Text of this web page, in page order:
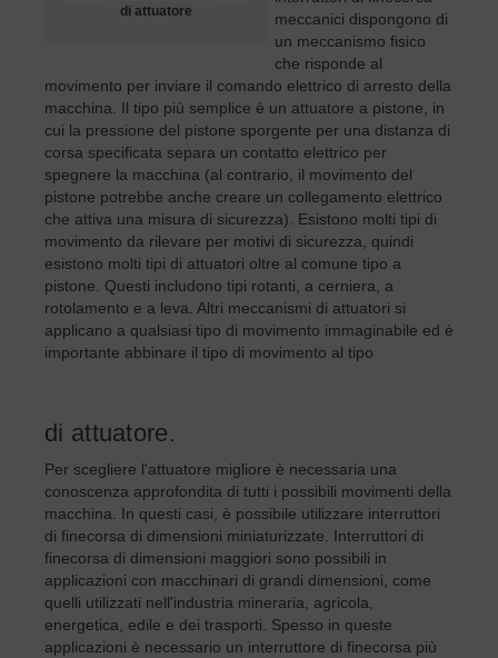
di attuatore
meccanici dispongono di
un meccanismo fisico
che risponde al
movimento per inviare il comando elettrico di arresto della
macchina. Il tipo più semplice è un attuatore a pistone, in
cui la pressione del pistone sporgente per una distanza di
corsa specificata separa un contatto elettrico per
spegnere la macchina (al contrario, il movimento del
pistone potrebbe anche creare un collegamento elettrico
che attiva una misura di sicurezza). Esistono molti tipi di
movimento da rilevare per motivi di sicurezza, quindi
esistono molti tipi di attuatori oltre al comune tipo a
pistone. Questi includono tipi rotanti, a cerniera, a
rotolamento e a leva. Altri meccanismi di attuatori si
applicano a qualsiasi tipo di movimento immaginabile ed è
importante abbinare il tipo di movimento al tipo
di attuatore.
Per scegliere l'attuatore migliore è necessaria una
conoscenza approfondita di tutti i possibili movimenti della
macchina. In questi casi, è possibile utilizzare interruttori
di finecorsa di dimensioni miniaturizzate. Interruttori di
finecorsa di dimensioni maggiori sono possibili in
applicazioni con macchinari di grandi dimensioni, come
quelli utilizzati nell'industria mineraria, agricola,
energetica, edile e dei trasporti. Spesso in queste
applicazioni è necessario un interruttore di finecorsa più